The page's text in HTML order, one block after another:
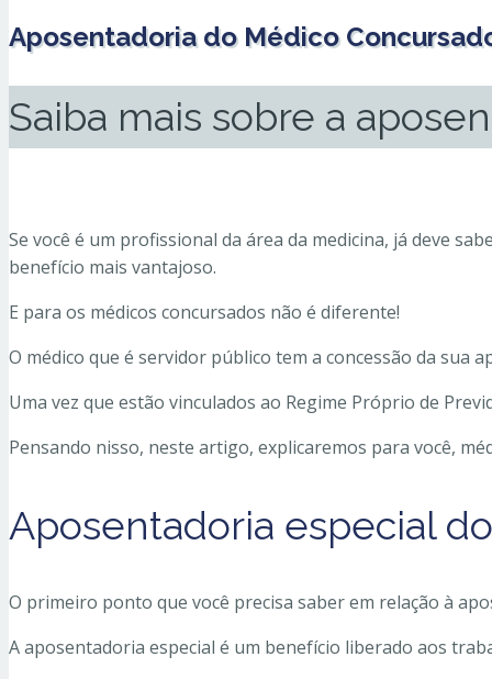
Aposentadoria do Médico
Saiba mais sobre a
Se você é um profissional da área da medicina, já deve
benefício mais vantajoso.
E para os médicos concursados não é diferente!
O médico que é servidor público tem a concessão da
Uma vez que estão vinculados ao Regime Próprio de
Pensando nisso, neste artigo, explicaremos para você,
Aposentadoria especial
O primeiro ponto que você precisa saber em relação à
A aposentadoria especial é um benefício liberado aos